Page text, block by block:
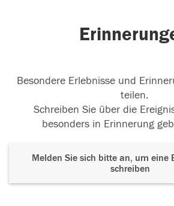
Friede sei mit Dir! Friede sei
15.01.2025
Besondere Erlebnisse und
teilen.
Schreiben Sie über die
besonders in Erinnerung
Melden Sie sich bitte an, um eine
schreiben